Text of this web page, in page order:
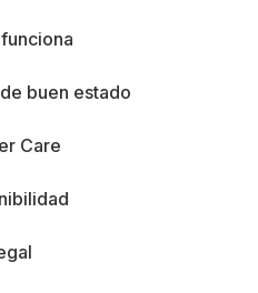
buen estado
Care